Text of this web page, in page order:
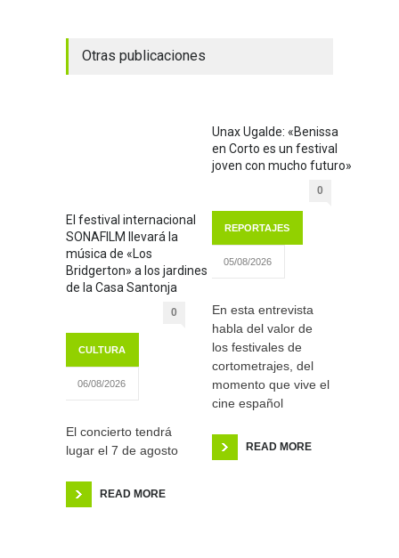
Otras publicaciones
El festival internacional
SONAFILM llevará la
música de «Los
Bridgerton» a los jardines
de la Casa Santonja
0
CULTURA
06/08/2026
El concierto tendrá
lugar el 7 de agosto
READ MORE
Unax Ugalde: «Benissa
en Corto es un festival
joven con mucho futuro»
0
REPORTAJES
05/08/2026
En esta entrevista
habla del valor de
los festivales de
cortometrajes, del
momento que vive el
cine español
READ MORE